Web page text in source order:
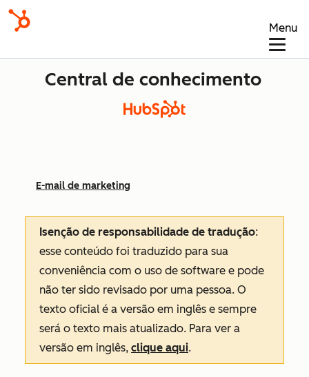
Menu
Central de conhecimento
E-mail de marketing
Isenção de responsabilidade de tradução:
esse conteúdo foi traduzido para sua
conveniência com o uso de software e pode
não ter sido revisado por uma pessoa. O
texto oficial é a versão em inglês e sempre
será o texto mais atualizado. Para ver a
versão em inglês, clique aqui.